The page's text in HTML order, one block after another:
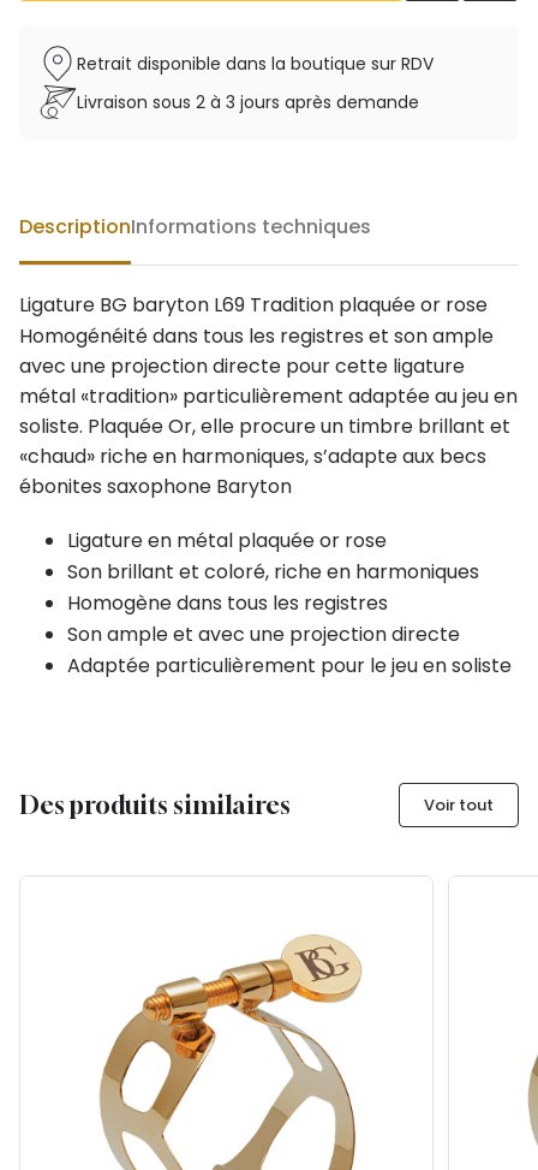
Retrait disponible dans la boutique sur RDV
Livraison sous 2 à 3 jours après demande
DescriptionInformations techniques
Ligature BG baryton L69 Tradition plaquée or rose
Homogénéité dans tous les registres et son ample
avec une projection directe pour cette ligature
métal «tradition» particulièrement adaptée au jeu en
soliste. Plaquée Or, elle procure un timbre brillant et
«chaud» riche en harmoniques, s’adapte aux becs
ébonites saxophone Baryton
Ligature en métal plaquée or rose
Son brillant et coloré, riche en harmoniques
Homogène dans tous les registres
Son ample et avec une projection directe
Adaptée particulièrement pour le jeu en soliste
Des produits similaires Voir tout